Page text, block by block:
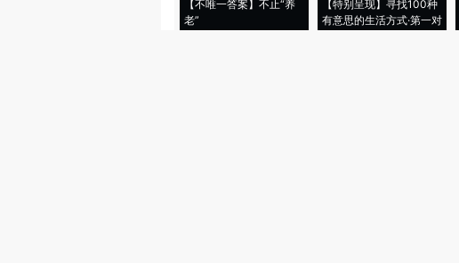
【不唯一答案】不止“养
老”
【特别呈现】寻找100种
有意思的生活方式·第一对